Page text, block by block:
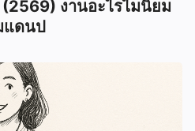
งานอะไรไมนิยม
แดนป